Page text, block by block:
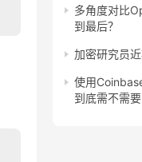
多角度对比
到最后？
加密研究员
使用
到底需不需要